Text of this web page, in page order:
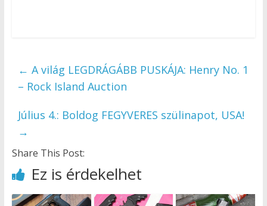
← A világ LEGDRÁGÁBB PUSKÁJA: Henry No. 1
– Rock Island Auction
Július 4.: Boldog FEGYVERES szülinapot, USA!
→
Share This Post:
Ez is érdekelhet